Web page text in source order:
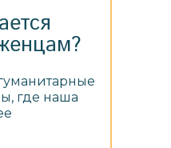
где наша